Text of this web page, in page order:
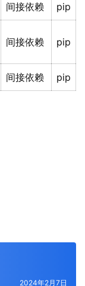
间接依赖 pip
间接依赖 pip
间接依赖 pip
2024年2月7日